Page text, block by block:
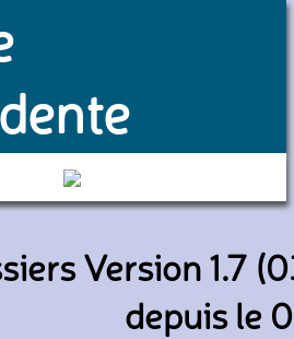
(RATP)
Version 1.7
depuis le